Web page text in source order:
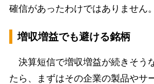
確信があったわけではありません。
増収増益でも避ける銘柄
決算短信で増収増益が続きそう
たら、まずはその企業の製品やサ